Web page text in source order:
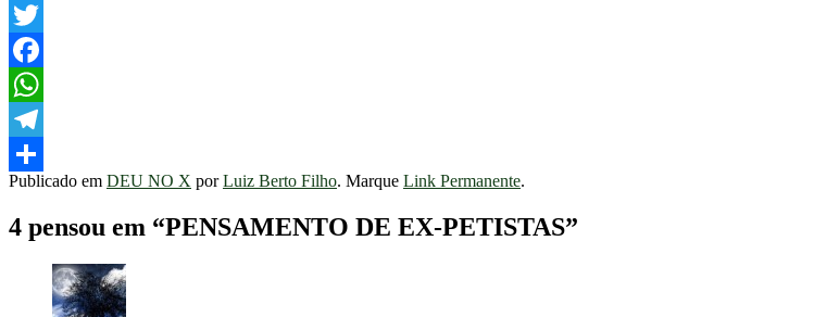
Twitter
Facebook
WhatsApp
Telegram
Share
Publicado em DEU NO X porLuiz Berto Filho. Marque Link Permanente.
4 pensou em “PENSAMENTO DE EX-PETISTAS”